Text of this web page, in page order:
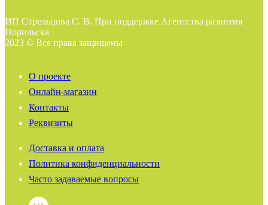
ИП Стрельцова С. В. При поддержке Агентства развития
Норильска
2023 © Все права защищены
О проекте
Онлайн-магазин
Контакты
Реквизиты
Доставка и оплата
Политика конфиденциальности
Часто задаваемые вопросы